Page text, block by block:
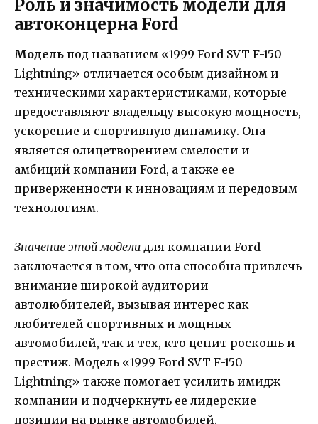
Роль и значимость модели для
автоконцерна Ford
Модель под названием «1999 Ford SVT F-150
Lightning» отличается особым дизайном и
техническими характеристиками, которые
предоставляют владельцу высокую мощность,
ускорение и спортивную динамику. Она
является олицетворением смелости и
амбиций компании Ford, а также ее
приверженности к инновациям и передовым
технологиям.
Значение этой модели для компании Ford
заключается в том, что она способна привлечь
внимание широкой аудитории
автолюбителей, вызывая интерес как
любителей спортивных и мощных
автомобилей, так и тех, кто ценит роскошь и
престиж. Модель «1999 Ford SVT F-150
Lightning» также помогает усилить имидж
компании и подчеркнуть ее лидерские
позиции на рынке автомобилей.